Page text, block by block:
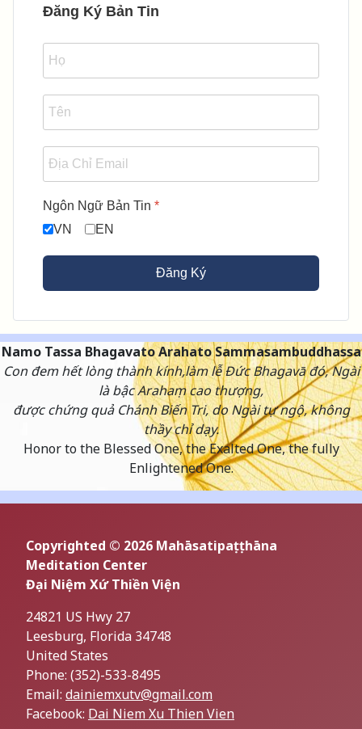
Đăng Ký Bản Tin
Ngôn Ngữ Bản Tin *
VN
EN
Đăng Ký
Namo Tassa Bhagavato Arahato Sammasambuddhassa
Con đem hết lòng thành kính,làm lễ Đức Bhagavā đó, Ngài
là bậc Arahaṃ cao thượng,
được chứng quả Chánh Biến Tri, do Ngài tự ngộ, không
thầy chỉ dạy.
Honor to the Blessed One, the Exalted One, the fully
Enlightened One.
Copyrighted © 2026 Mahāsatipaṭṭhāna
Meditation Center
Đại Niệm Xứ Thiền Viện
24821 US Hwy 27
Leesburg, Florida 34748
United States
Phone: (352)-533-8495
Email: dainiemxutv@gmail.com
Facebook: Dai Niem Xu Thien Vien